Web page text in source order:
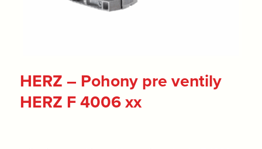
HERZ – Pohony pre ventily
HERZ F 4006 xx